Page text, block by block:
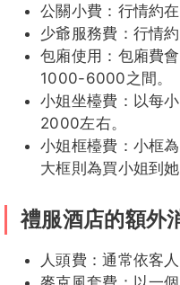
公關小費：行情約
少爺服務費：行情
包廂使用：包廂費
1000-6000之間。
小姐坐檯費：以每
2000左右。
小姐框檯費：小框
大框則為買小姐到
禮服酒店的額外
人頭費：通常依客